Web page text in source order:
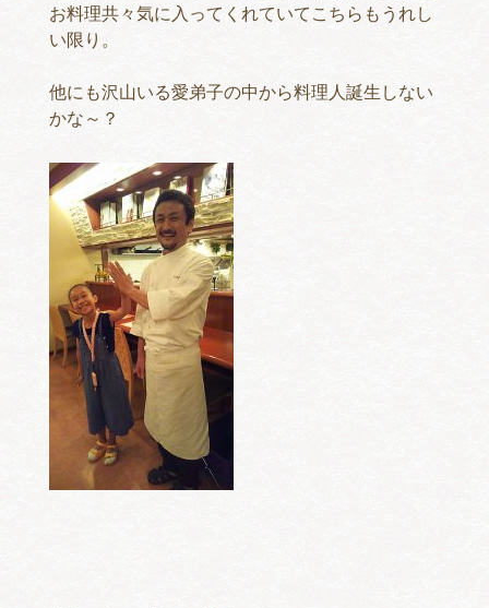
お料理共々気に入ってくれていてこちらもうれし
い限り。
他にも沢山いる愛弟子の中から料理人誕生しない
かな～？